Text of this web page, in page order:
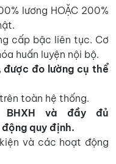
lương HOẶC 200%
cấp bậc liên tục. Cơ
huấn luyện nội bộ.
đo lường cụ thể
toàn hệ thống.
BHXH và đầy đủ
quy định.
và các hoạt động